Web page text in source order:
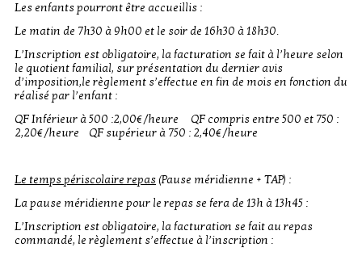
Les enfants pourront être accueillis :
Le matin de 7h30 à 9h00 et le soir de 16h30 à 18h30.
L’Inscription est obligatoire, la facturation se fait à l’heure selon
le quotient familial, sur présentation du dernier avis
d’imposition,le règlement s’effectue en fin de mois en fonction du
réalisé par l’enfant :
QF Inférieur à 500 :2,00€/heure QF compris entre 500 et 750 :
2,20€/heure QF supérieur à 750 : 2,40€/heure
Le temps périscolaire repas (Pause méridienne + TAP) :
La pause méridienne pour le repas se fera de 13h à 13h45 :
L’Inscription est obligatoire, la facturation se fait au repas
commandé, le règlement s’effectue à l’inscription :